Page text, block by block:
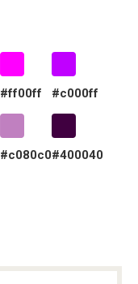
#ff00ff #c000ff
#c080c0#400040